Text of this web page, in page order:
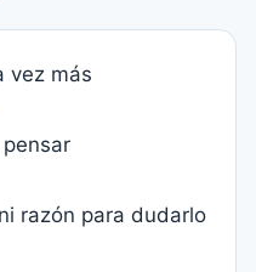
vez más
razón para dudarlo